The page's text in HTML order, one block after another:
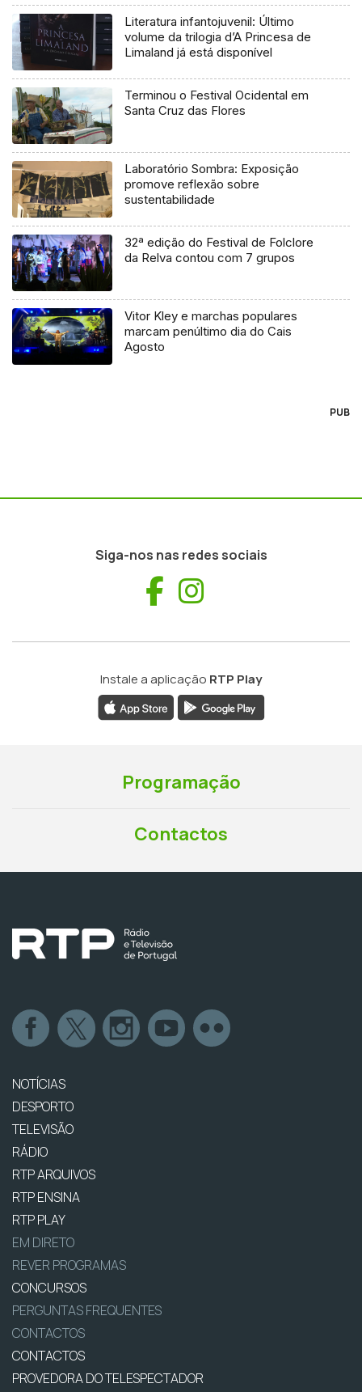
Literatura infantojuvenil: Último
volume da trilogia d’A Princesa de
Limaland já está disponível
Terminou o Festival Ocidental em
Santa Cruz das Flores
Laboratório Sombra: Exposição
promove reflexão sobre
sustentabilidade
32ª edição do Festival de Folclore
da Relva contou com 7 grupos
Vitor Kley e marchas populares
marcam penúltimo dia do Cais
Agosto
PUB
Siga-nos nas redes sociais
Facebook
Instale a aplicação RTP Play
Programação
Contactos
NOTÍCIAS
DESPORTO
TELEVISÃO
RÁDIO
RTP ARQUIVOS
RTP ENSINA
RTP PLAY
EM DIRETO
REVER PROGRAMAS
CONCURSOS
PERGUNTAS FREQUENTES
CONTACTOS
CONTACTOS
PROVEDORA DO TELESPECTADOR